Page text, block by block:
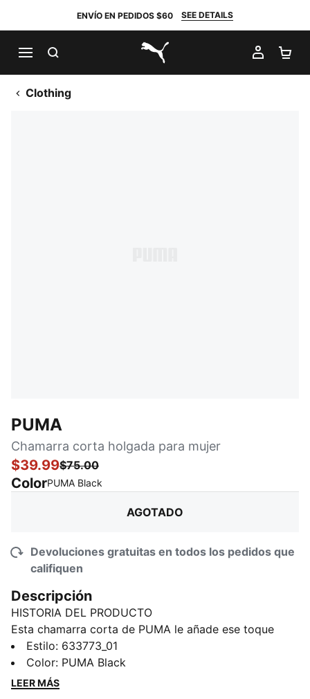
ENVÍO EN PEDIDOS $60 SEE DETAILS
PUMA.com
MI
Clothing
PUMA
Chamarra corta holgada para mujer
$39.99$75.00
ColorPUMA Black
AGOTADO
Devoluciones gratuitas en todos los pedidos que
califiquen
Descripción
HISTORIA DEL PRODUCTO
Esta chamarra corta de PUMA le añade ese toque
extra a tu look. Presenta puños y cintura elásticos y
un ícono PUMA Cat bordado en el pecho para aún
más estilo.
Estilo: 633773_01
Color: PUMA Black
LEER MÁS